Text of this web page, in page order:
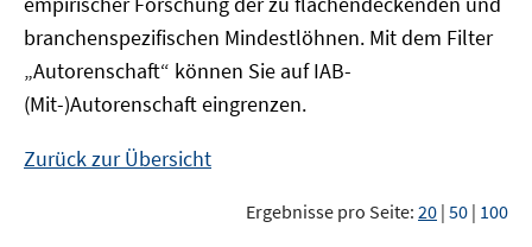
branchenspezifischen Mindestlöhnen. Mit dem Filter
„Autorenschaft“ können Sie auf IAB-
(Mit-)Autorenschaft eingrenzen.
Zurück zur Übersicht
Ergebnisse pro Seite: 20 | 50 | 100